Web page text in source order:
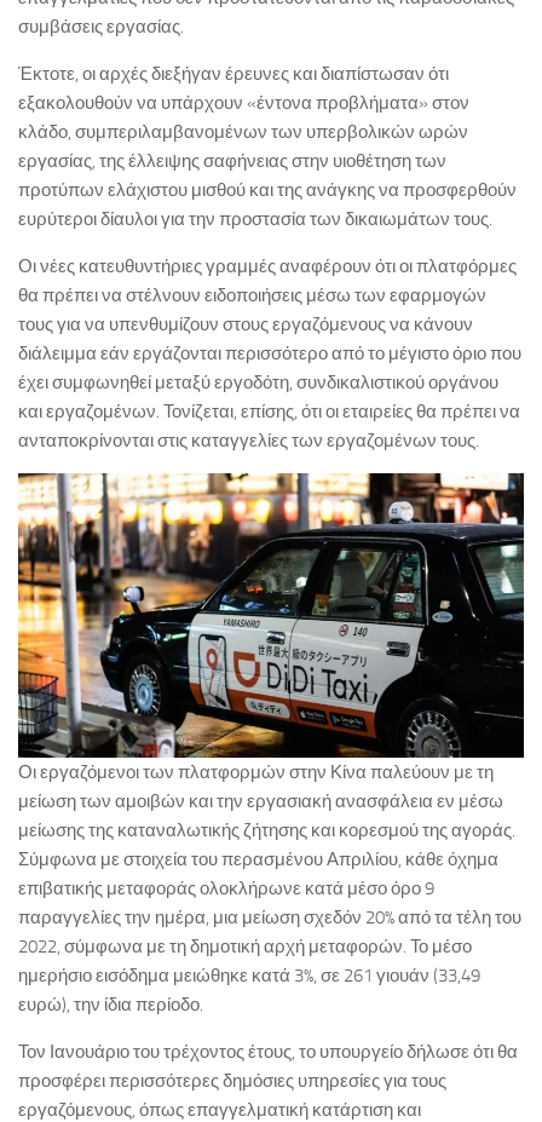
συμβάσεις εργασίας.
Έκτοτε, οι αρχές διεξήγαν έρευνες και διαπίστωσαν ότι
εξακολουθούν να υπάρχουν «έντονα προβλήματα» στον
κλάδο, συμπεριλαμβανομένων των υπερβολικών ωρών
εργασίας, της έλλειψης σαφήνειας στην υιοθέτηση των
προτύπων ελάχιστου μισθού και της ανάγκης να προσφερθούν
ευρύτεροι δίαυλοι για την προστασία των δικαιωμάτων τους.
Οι νέες κατευθυντήριες γραμμές αναφέρουν ότι οι πλατφόρμες
θα πρέπει να στέλνουν ειδοποιήσεις μέσω των εφαρμογών
τους για να υπενθυμίζουν στους εργαζόμενους να κάνουν
διάλειμμα εάν εργάζονται περισσότερο από το μέγιστο όριο που
έχει συμφωνηθεί μεταξύ εργοδότη, συνδικαλιστικού οργάνου
και εργαζομένων. Τονίζεται, επίσης, ότι οι εταιρείες θα πρέπει να
ανταποκρίνονται στις καταγγελίες των εργαζομένων τους.
Οι εργαζόμενοι των πλατφορμών στην Κίνα παλεύουν με τη
μείωση των αμοιβών και την εργασιακή ανασφάλεια εν μέσω
μείωσης της καταναλωτικής ζήτησης και κορεσμού της αγοράς.
Σύμφωνα με στοιχεία του περασμένου Απριλίου, κάθε όχημα
επιβατικής μεταφοράς ολοκλήρωνε κατά μέσο όρο 9
παραγγελίες την ημέρα, μια μείωση σχεδόν 20% από τα τέλη του
2022, σύμφωνα με τη δημοτική αρχή μεταφορών. Το μέσο
ημερήσιο εισόδημα μειώθηκε κατά 3%, σε 261 γιουάν (33,49
ευρώ), την ίδια περίοδο.
Τον Ιανουάριο του τρέχοντος έτους, το υπουργείο δήλωσε ότι θα
προσφέρει περισσότερες δημόσιες υπηρεσίες για τους
εργαζόμενους, όπως επαγγελματική κατάρτιση και